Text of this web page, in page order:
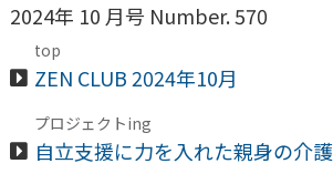
2024年 10 月号 Number. 570
top
ZEN CLUB 2024年10月
プロジェクトing
自立支援に力を入れた親身の介護